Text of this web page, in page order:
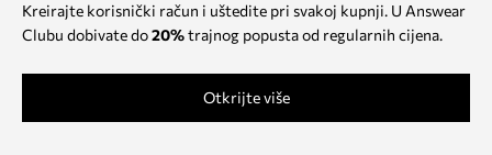
Kreirajte korisnički račun i uštedite pri svakoj kupnji. U Answear
Clubu dobivate do20%trajnog popusta od regularnih cijena.
Otkrijte više